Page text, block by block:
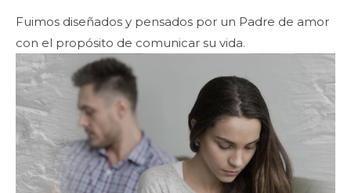
Fuimos diseñados y pensados por un Padre de amor
con el propósito de comunicar su vida.